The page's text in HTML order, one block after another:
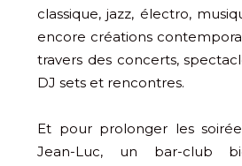
classique, jazz, électro,
encore créations
travers des concerts,
DJ sets et rencontres.
Et pour prolonger les
Jean-Luc, un bar-club